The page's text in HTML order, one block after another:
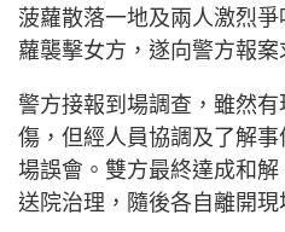
菠蘿散落一地及兩人激烈
蘿襲擊女方，遂向警方報案
警方接報到場調查，雖然
傷，但經人員協調及了解
場誤會。雙方最終達成和
送院治理，隨後各自離開現